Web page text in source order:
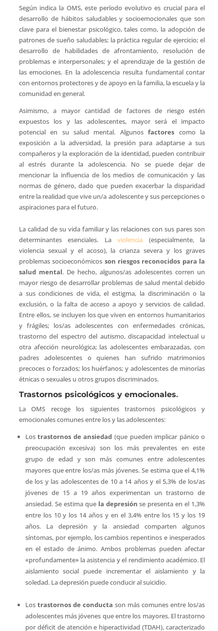
Según indica la OMS, este período evolutivo es crucial para el
desarrollo de hábitos saludables y socioemocionales que son
clave para el bienestar psicológico, tales como, la adopción de
patrones de sueño saludables; la práctica regular de ejercicio; el
desarrollo de habilidades de afrontamiento, resolución de
problemas e interpersonales; y el aprendizaje de la gestión de
las emociones. En la adolescencia resulta fundamental contar
con entornos protectores y de apoyo en la familia, la escuela y la
comunidad en general.
Asimismo, a mayor cantidad de factores de riesgo estén
expuestos los y las adolescentes, mayor será el impacto
potencial en su salud mental. Algunosfactores como la
exposición a la adversidad, la presión para adaptarse a sus
compañeros y la exploración de la identidad, pueden contribuir
al estrés durante la adolescencia. No se puede dejar de
mencionar la influencia de los medios de comunicación y las
normas de género, dado que pueden exacerbar la disparidad
entre la realidad que vive un/a adolescente y sus percepciones o
aspiraciones para el futuro.
La calidad de su vida familiar y las relaciones con sus pares son
determinantes esenciales. Laviolencia (especialmente, la
violencia sexual y el acoso), la crianza severa y los graves
problemas socioeconómicos son riesgos reconocidos para la
salud mental. De hecho, algunos/as adolescentes corren un
mayor riesgo de desarrollar problemas de salud mental debido
a sus condiciones de vida, el estigma, la discriminación o la
exclusión, o la falta de acceso a apoyo y servicios de calidad.
Entre ellos, se incluyen los que viven en entornos humanitarios
y frágiles; los/as adolescentes con enfermedades crónicas,
trastorno del espectro del autismo, discapacidad intelectual u
otra afección neurológica; las adolescentes embarazadas, con
padres adolescentes o quienes han sufrido matrimonios
precoces o forzados; los huérfanos; y adolescentes de minorías
étnicas o sexuales u otros grupos discriminados.
Trastornos psicológicos y emocionales.
La OMS recoge los siguientes trastornos psicológicos y
emocionales comunes entre los y las adolescentes:
Lostrastornos de ansiedad(que pueden implicar pánico o
preocupación excesiva) son los más prevalentes en este
grupo de edad y son más comunes entre adolescentes
mayores que entre los/as más jóvenes. Se estima que el 4,1%
de los y las adolescentes de 10 a 14 años y el 5,3% de los/as
jóvenes de 15 a 19 años experimentan un trastorno de
ansiedad. Se estima que la depresión se presenta en el 1,3%
entre los 10 y los 14 años y en el 3,4% entre los 15 y los 19
años. La depresión y la ansiedad comparten algunos
síntomas, por ejemplo, los cambios repentinos e inesperados
en el estado de ánimo. Ambos problemas pueden afectar
«profundamente» la asistencia y el rendimiento académico. El
aislamiento social puede incrementar el aislamiento y la
soledad. La depresión puede conducir al suicidio.
Los trastornos de conductason más comunes entre los/as
adolescentes más jóvenes que entre los mayores. El trastorno
por déficit de atención e hiperactividad (TDAH), caracterizado